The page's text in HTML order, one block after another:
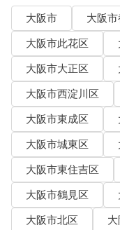
大阪市 大阪
大阪市此花区
大阪市大正区
大阪市西淀川区
大阪市東成区
大阪市城東区
大阪市東住吉区
大阪市鶴見区
大阪市北区